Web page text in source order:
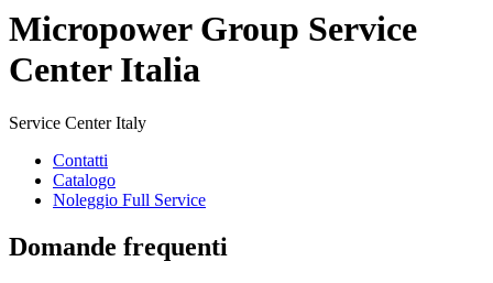
Micropower Group Service
Center Italia
Service Center Italy
Contatti
Catalogo
Noleggio Full Service
Domande frequenti